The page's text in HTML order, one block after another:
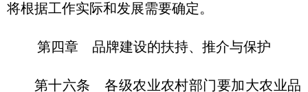
将根据工作实际和发展需要确定。
第四章 品牌建设的扶持、推介与保护
第十六条 各级农业农村部门要加大农业品